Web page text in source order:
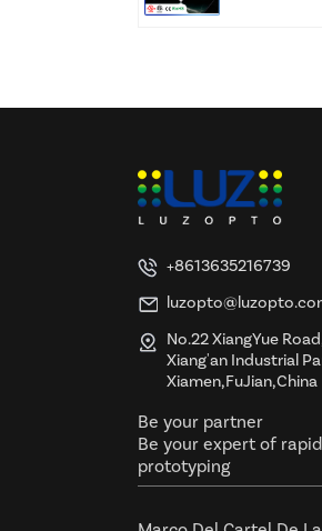
+8613635216739
No.22 XiangYue
Xiang'an Industrial
Xiamen,FuJian,China
Be your partner
Be your expert of rapid
prototyping